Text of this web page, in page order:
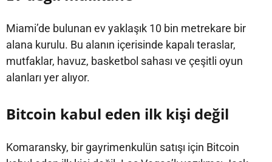
Miami’de bulunan ev yaklaşık 10 bin metrekare bir
alana kurulu. Bu alanın içerisinde kapalı teraslar,
mutfaklar, havuz, basketbol sahası ve çeşitli oyun
alanları yer alıyor.
Bitcoin kabul eden ilk kişi değil
Komaransky, bir gayrimenkulün satışı için Bitcoin